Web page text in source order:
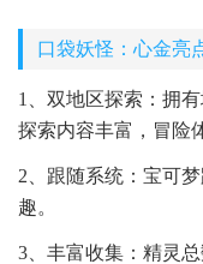
口袋妖怪：心金亮
1、双地区探索：拥
探索内容丰富，冒险
2、跟随系统：宝可
趣。
3、丰富收集：精灵